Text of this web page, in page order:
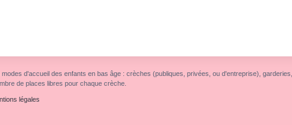
d'accueil des enfants en bas âge : crèches (publiques, privées, ou d'entreprise),
de places libres pour chaque crèche.
légales